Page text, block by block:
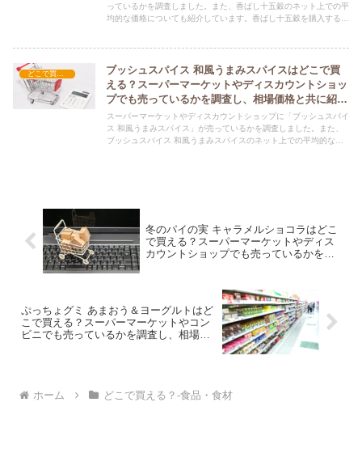
っているかを調査しました。また、香ばし十五穀のネット上での平
均的な価格についても紹介しています。香ばし十五穀を購入する際
ブッシュスパイス 和風うまみスパイスはどこで買
える？スーパーマーケットやディスカウントショッ
プでも売っているかを調査し、相場価格と共に紹介
します。
スーパーマーケットやディスカウントショップに「ブッシュスパイ
ス 和風うまみスパイス」が売っているかを調査しました。また、
ブッシュスパイス 和風うまみスパイスのネット上での平均的な価
冬のパイの実 キャラメルショコラはどこ
で買える？スーパーマーケットやディス
カウントショップでも売っているかを調
ぷっちょグミ あまおう＆ヨーグルトはど
こで買える？スーパーマーケットやコン
ビニでも売っているかを調査し、相場価
ホーム どこで買える？-食品・食材